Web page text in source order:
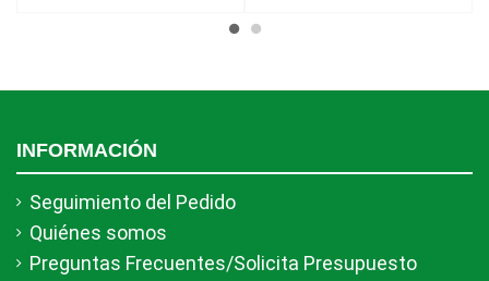
INFORMACIÓN
Seguimiento del Pedido
Quiénes somos
Preguntas Frecuentes/Solicita Presupuesto